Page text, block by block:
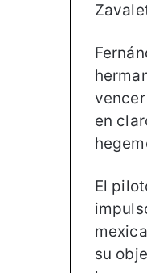
en
El
su